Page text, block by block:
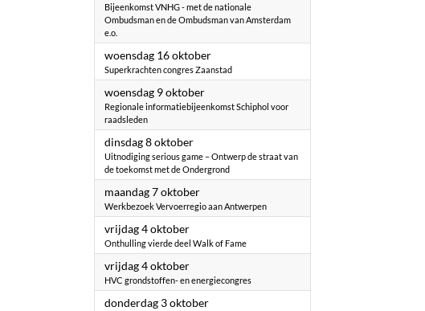
Bijeenkomst VNHG - met de nationale
Ombudsman en de Ombudsman van Amsterdam
e.o.
woensdag 16 oktober2024
Superkrachten congres Zaanstad
woensdag 9 oktober2024
Regionale informatiebijeenkomst Schiphol voor
raadsleden
dinsdag 8 oktober2024
Uitnodiging serious game – Ontwerp de straat van
de toekomst met de Ondergrond
maandag 7 oktober2024
Werkbezoek Vervoerregio aan Antwerpen
vrijdag 4 oktober2024
Onthulling vierde deel Walk of Fame
vrijdag 4 oktober2024
HVC grondstoffen- en energiecongres
donderdag 3 oktober2024